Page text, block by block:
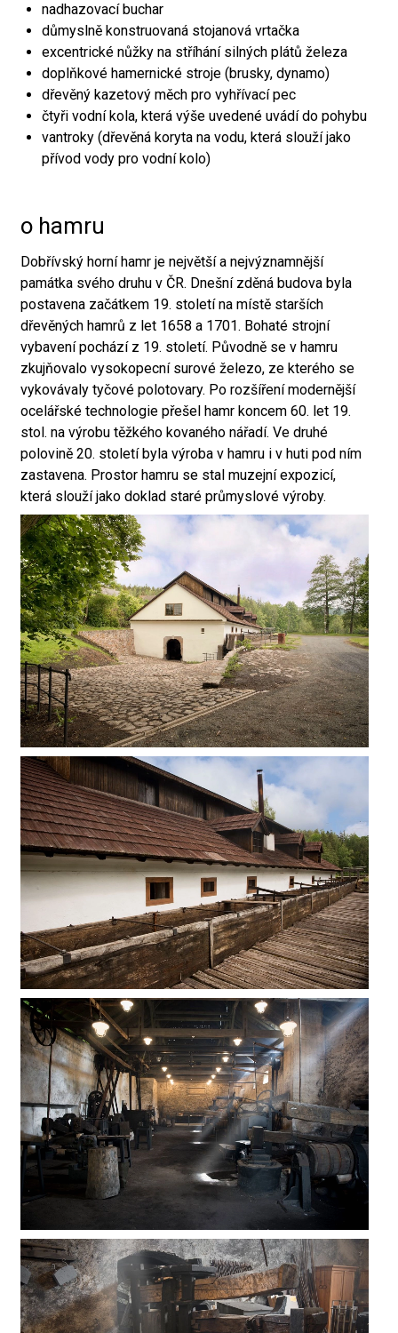
nadhazovací buchar
důmyslně konstruovaná stojanová vrtačka
excentrické nůžky na stříhání silných plátů železa
doplňkové hamernické stroje (brusky, dynamo)
dřevěný kazetový měch pro vyhřívací pec
čtyři vodní kola, která výše uvedené uvádí do pohybu
vantroky (dřevěná koryta na vodu, která slouží jako
přívod vody pro vodní kolo)
o hamru
Dobřívský horní hamr je největší a nejvýznamnější
památka svého druhu v ČR. Dnešní zděná budova byla
postavena začátkem 19. století na místě starších
dřevěných hamrů z let 1658 a 1701. Bohaté strojní
vybavení pochází z 19. století. Původně se v hamru
zkujňovalo vysokopecní surové železo, ze kterého se
vykovávaly tyčové polotovary. Po rozšíření modernější
ocelářské technologie přešel hamr koncem 60. let 19.
stol. na výrobu těžkého kovaného nářadí. Ve druhé
polovině 20. století byla výroba v hamru i v huti pod ním
zastavena. Prostor hamru se stal muzejní expozicí,
která slouží jako doklad staré průmyslové výroby.